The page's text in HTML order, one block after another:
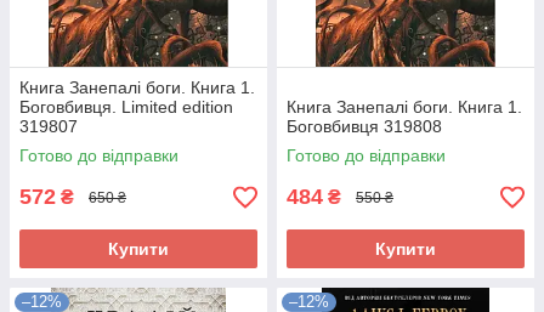
Книга Занепалі боги. Книга 1.
Боговбивця. Limited edition
319807
Готово до відправки
572 ₴ 650 ₴
Купити
Книга Занепалі боги. Книга 1.
Боговбивця 319808
Готово до відправки
484 ₴ 550 ₴
Купити
–12% –12%